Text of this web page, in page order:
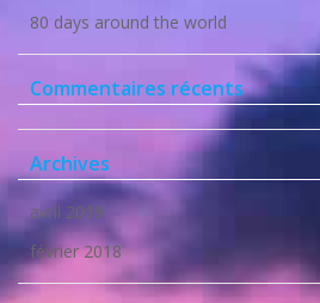
80 days around the world
Commentaires récents
Archives
avril 2019
février 2018